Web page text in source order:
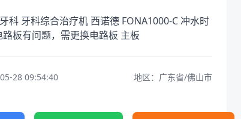
科 牙科综合治疗机 西诺德 FONA1000-C 冲水时
板有问题，需更换电路板 主板
28 09:54:40 地区：广东省/佛山市